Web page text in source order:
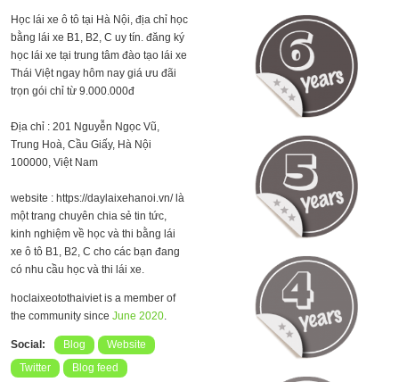
Học lái xe ô tô tại Hà Nội, địa chỉ học
bằng lái xe B1, B2, C uy tín. đăng ký
học lái xe tại trung tâm đào tạo lái xe
Thái Việt ngay hôm nay giá ưu đãi
trọn gói chỉ từ 9.000.000đ
Địa chỉ : 201 Nguyễn Ngọc Vũ,
Trung Hoà, Cầu Giấy, Hà Nội
100000, Việt Nam
website : https://daylaixehanoi.vn/ là
một trang chuyên chia sẻ tin tức,
kinh nghiệm về học và thi bằng lái
xe ô tô B1, B2, C cho các bạn đang
có nhu cầu học và thi lái xe.
hoclaixeotothaiviet is a member of
the community since June 2020.
Social: Blog
Website
Twitter
Blog feed